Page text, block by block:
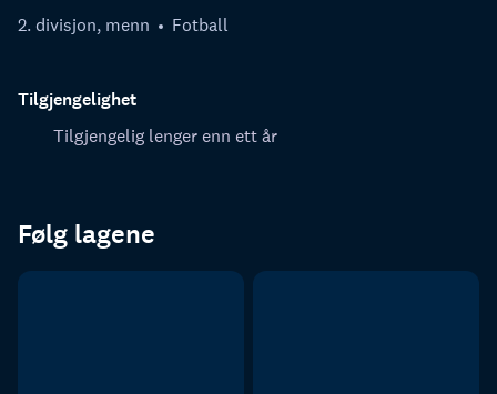
2. divisjon, menn Fotball
Tilgjengelighet
Tilgjengelig lenger enn ett år
Følg lagene